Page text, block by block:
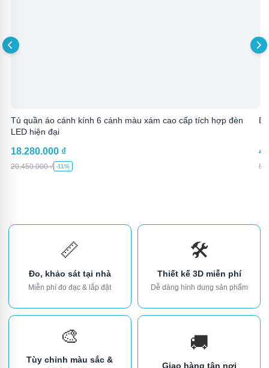
Tủ quần áo cánh kính 6 cánh màu xám cao cấp tích hợp đèn
LED hiện đại
18.280.000 ₫
20.450.000₫ -11%
📏
Đo, khảo sát tại nhà
Miễn phí đo đạc & lắp đặt
🛠️
Thiết kế 3D miễn phí
Dễ dàng hình dung sản phẩm
🎨
Tùy chỉnh màu sắc &
🚚
Giao hàng tận nơi